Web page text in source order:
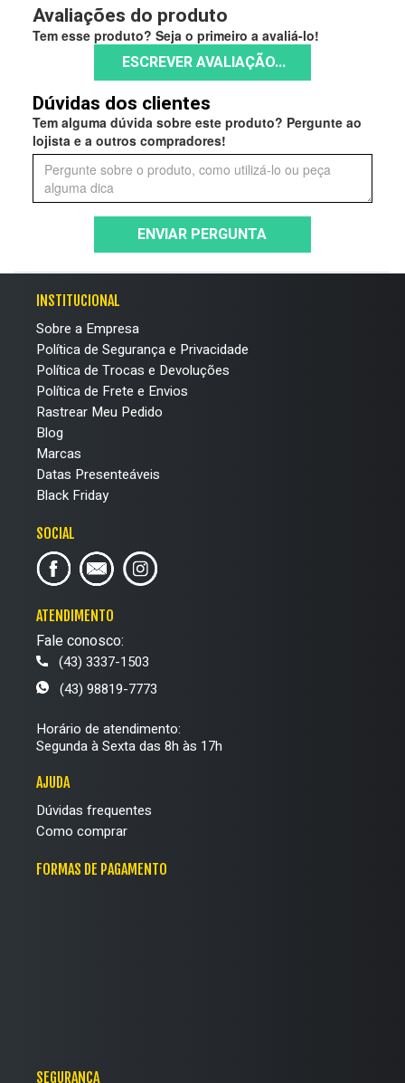
Avaliações do produto
Tem esse produto? Seja o primeiro a avaliá-lo!
ESCREVER AVALIAÇÃO...
Dúvidas dos clientes
Tem alguma dúvida sobre este produto? Pergunte ao
lojista e a outros compradores!
ENVIAR PERGUNTA
INSTITUCIONAL
Sobre a Empresa
Política de Segurança e Privacidade
Política de Trocas e Devoluções
Política de Frete e Envios
Rastrear Meu Pedido
Blog
Marcas
Datas Presenteáveis
Black Friday
SOCIAL
ATENDIMENTO
Fale conosco:
(43) 3337-1503
(43) 98819-7773
Horário de atendimento:
Segunda à Sexta das 8h às 17h
AJUDA
Dúvidas frequentes
Como comprar
FORMAS DE PAGAMENTO
SEGURANÇA